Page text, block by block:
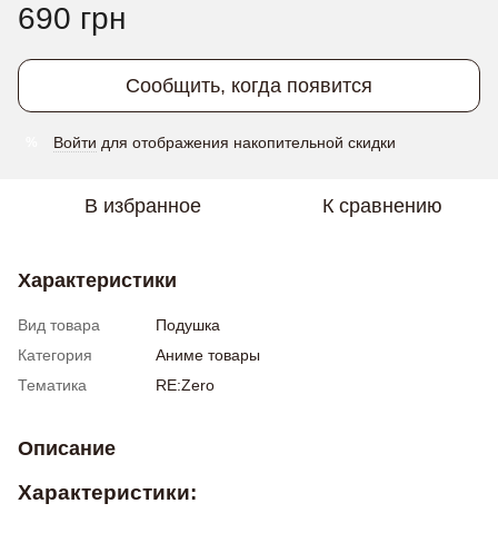
690 грн
Сообщить, когда появится
Войти для отображения накопительной скидки
В избранное К сравнению
Характеристики
Вид товара
Подушка
Категория
Аниме товары
Тематика
RE:Zero
Описание
Характеристики: